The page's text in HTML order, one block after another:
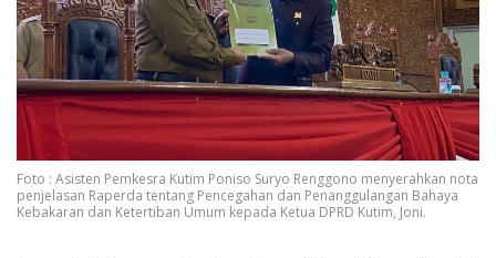
Foto : Asisten Pemkesra Kutim Poniso Suryo Renggono menyerahkan nota
penjelasan Raperda tentang Pencegahan dan Penanggulangan Bahaya
Kebakaran dan Ketertiban Umum kepada Ketua DPRD Kutim, Joni.